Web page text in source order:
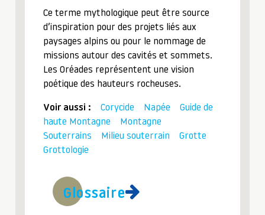
Ce terme mythologique peut être source
d’inspiration pour des projets liés aux
paysages alpins ou pour le nommage de
missions autour des cavités et sommets.
Les Oréades représentent une vision
poétique des hauteurs rocheuses.
Voir aussi : Corycide Napée
Guide de
haute Montagne
Montagne
Souterrains
Milieu souterrain
Grotte
Grottologie
Glossaire